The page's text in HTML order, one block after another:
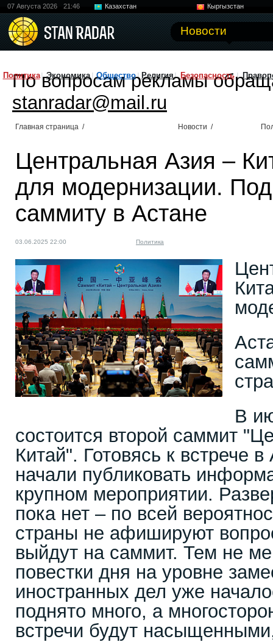
07 Августа 2026 21:46 Казахстан
Кыргызстан
Новости
Политика Экономика Общество Религия Безопасность
По вопросам рекламы
stanradar@mail.ru
Главная страница / Новости /
Центральная Азия –
для модернизации.
саммиту в Астане
03.06.2025 22:00 Политика
В
состоится второй саммит
Китай". Готовясь к встрече
начали публиковать
крупном мероприятии.
пока нет – по всей
страны не афишируют
выйдут на саммит. Тем не
повестки дня на уровне
иностранных дел уже
поднято много, а
встречи будут